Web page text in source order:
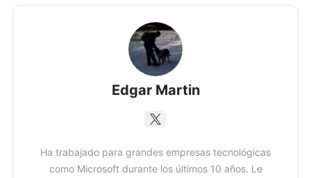
Edgar Martin
Ha trabajado para grandes empresas tecnológicas
como Microsoft durante los últimos 10 años. Le